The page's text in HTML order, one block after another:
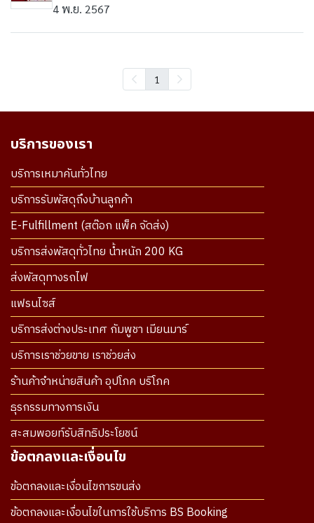
4 พ.ย. 2567
1
บริการของเรา
บริการเหมาคันทั่วไทย
บริการรับพัสดุถึงบ้านลูกค้า
E-Fulfillment (สต๊อก แพ็ค จัดส่ง)
บริการส่งพัสดุทั่วไทย น้ำหนัก 200 KG
ส่งพัสดุทางรถไฟ
แฟรนไซส์
บริการส่งต่างประเทศ กัมพูชา เมียนมาร์
บริการเราช่วยขาย เราช่วยส่ง
ร้านค้าจำหน่ายสินค้า อุปโภค บริโภค
ธุรกรรมทางการเงิน
สะสมพอยท์รับสิทธิประโยชน์
ข้อตกลงและเงื่อนไข
ข้อตกลงและเงื่อนไขการขนส่ง
ข้อตกลงและเงื่อนไขในการใช้บริการ BS Booking